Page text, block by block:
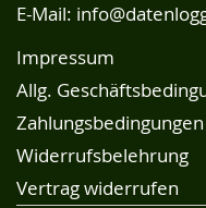
E-Mail:
Impressum
Allg.
Zahlungsbedingungen
Widerrufsbelehrung
Vertrag widerrufen